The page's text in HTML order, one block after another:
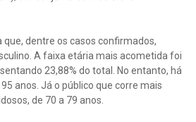
dentre os casos confirmados,
A faixa etária mais acometida foi
23,88% do total. No entanto, há
anos. Já o público que corre mais
de 70 a 79 anos.